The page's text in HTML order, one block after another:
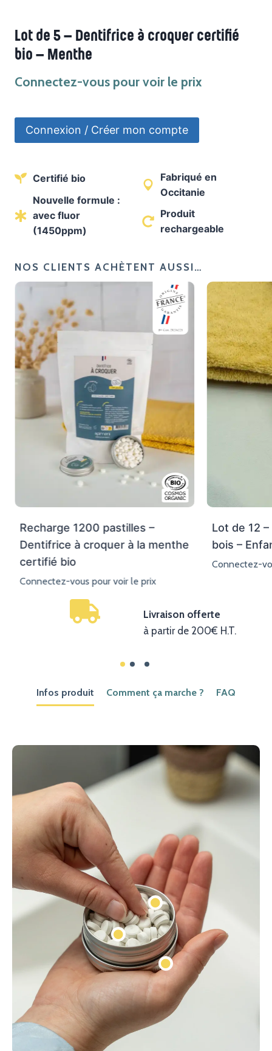
Lot de 5 – Dentifrice à croquer certifié
bio – Menthe
Connectez-vous pour voir le prix
Connexion / Créer mon compte
Certifié bio
Nouvelle formule :
avec fluor
(1450ppm)
Fabriqué en
Occitanie
Produit
rechargeable
NOS CLIENTS ACHÈTENT AUSSI…
Recharge 1200 pastilles –
Dentifrice à croquer à la menthe
certifié bio
Connectez-vous pour voir le prix
Lot de 12
bois –
Connectez-
Livraison offerte
à partir de 200€ H.T.
Infos produit Comment ça marche ? FAQ